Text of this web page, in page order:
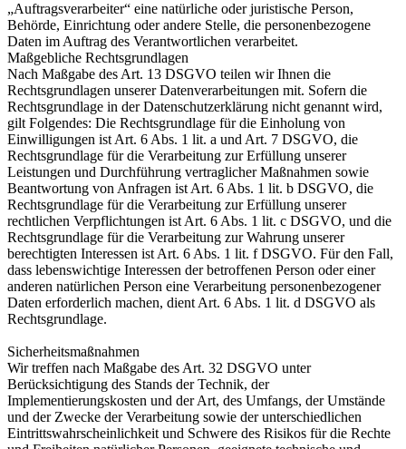
„Auftragsverarbeiter“ eine natürliche oder juristische Person,
Behörde, Einrichtung oder andere Stelle, die personenbezogene
Daten im Auftrag des Verantwortlichen verarbeitet.
Maßgebliche Rechtsgrundlagen
Nach Maßgabe des Art. 13 DSGVO teilen wir Ihnen die
Rechtsgrundlagen unserer Datenverarbeitungen mit. Sofern die
Rechtsgrundlage in der Datenschutzerklärung nicht genannt wird,
gilt Folgendes: Die Rechtsgrundlage für die Einholung von
Einwilligungen ist Art. 6 Abs. 1 lit. a und Art. 7 DSGVO, die
Rechtsgrundlage für die Verarbeitung zur Erfüllung unserer
Leistungen und Durchführung vertraglicher Maßnahmen sowie
Beantwortung von Anfragen ist Art. 6 Abs. 1 lit. b DSGVO, die
Rechtsgrundlage für die Verarbeitung zur Erfüllung unserer
rechtlichen Verpflichtungen ist Art. 6 Abs. 1 lit. c DSGVO, und die
Rechtsgrundlage für die Verarbeitung zur Wahrung unserer
berechtigten Interessen ist Art. 6 Abs. 1 lit. f DSGVO. Für den Fall,
dass lebenswichtige Interessen der betroffenen Person oder einer
anderen natürlichen Person eine Verarbeitung personenbezogener
Daten erforderlich machen, dient Art. 6 Abs. 1 lit. d DSGVO als
Rechtsgrundlage.
Sicherheitsmaßnahmen
Wir treffen nach Maßgabe des Art. 32 DSGVO unter
Berücksichtigung des Stands der Technik, der
Implementierungskosten und der Art, des Umfangs, der Umstände
und der Zwecke der Verarbeitung sowie der unterschiedlichen
Eintrittswahrscheinlichkeit und Schwere des Risikos für die Rechte